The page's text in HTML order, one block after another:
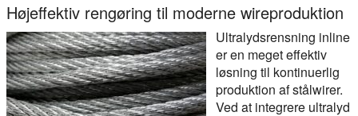
Højeffektiv rengøring til moderne wireproduktion
Ultralydsrensning inline
er en meget effektiv
løsning til kontinuerlig
produktion af stålwirer.
Ved at integrere ultralyd